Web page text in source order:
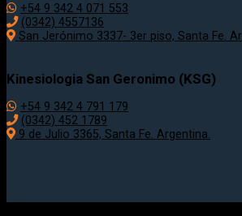
+54 9 342 4 071 553
(0342) 4557136
San Jerónimo 3337- 3er piso, Santa Fe.
Kinesiologia San Geronimo (KSG)
+54 9 342 4 791 179
(0342) 452 1789
9 de Julio 3365, Santa Fe. Argentina.